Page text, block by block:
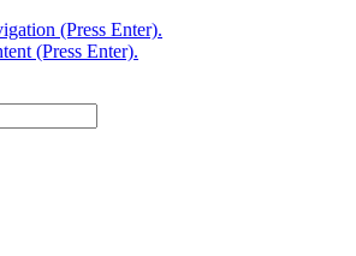
(Press Enter).
(Press Enter).